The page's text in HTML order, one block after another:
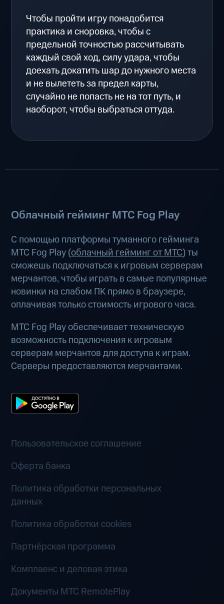
Чтобы пройти игру понадобится
практика и сноровка, чтобы с
предельной точностью рассчитывать
каждый свой ход, силу удара, чтобы
доехать докатить шар до нужного места
и не вылететь за предел карты,
случайно не попасть не на тот путь, и
наоборот, чтобы выбраться оттуда.
Облачный гейминг МТС Fog Play
С помощью платформы туманного гейминга
МТС Fog Play (облачный гейминг от МТС) ты
сможешь подключаться к игровым серверам
мерчантов, чтобы играть в самые популярные
новинки на слабом ПК прямо в браузере,
оплачивая только стоимость игрового часа.
МТС Fog Play обеспечивает техническую
возможность подключения к игровым
серверам мерчантов для доступа к играм.
Серверы предоставляются мерчантами.
Пользовательское соглашение
Оферта банка
Политика обработки персональных
данных
Политика обработки cookies
Партнёрская программа
Комплаенс и деловая этика
Документы MTC RemotePlay